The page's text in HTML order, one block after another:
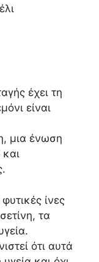
έχει τη
είναι
μια ένωση
και
ίνες
τα
ότι αυτά